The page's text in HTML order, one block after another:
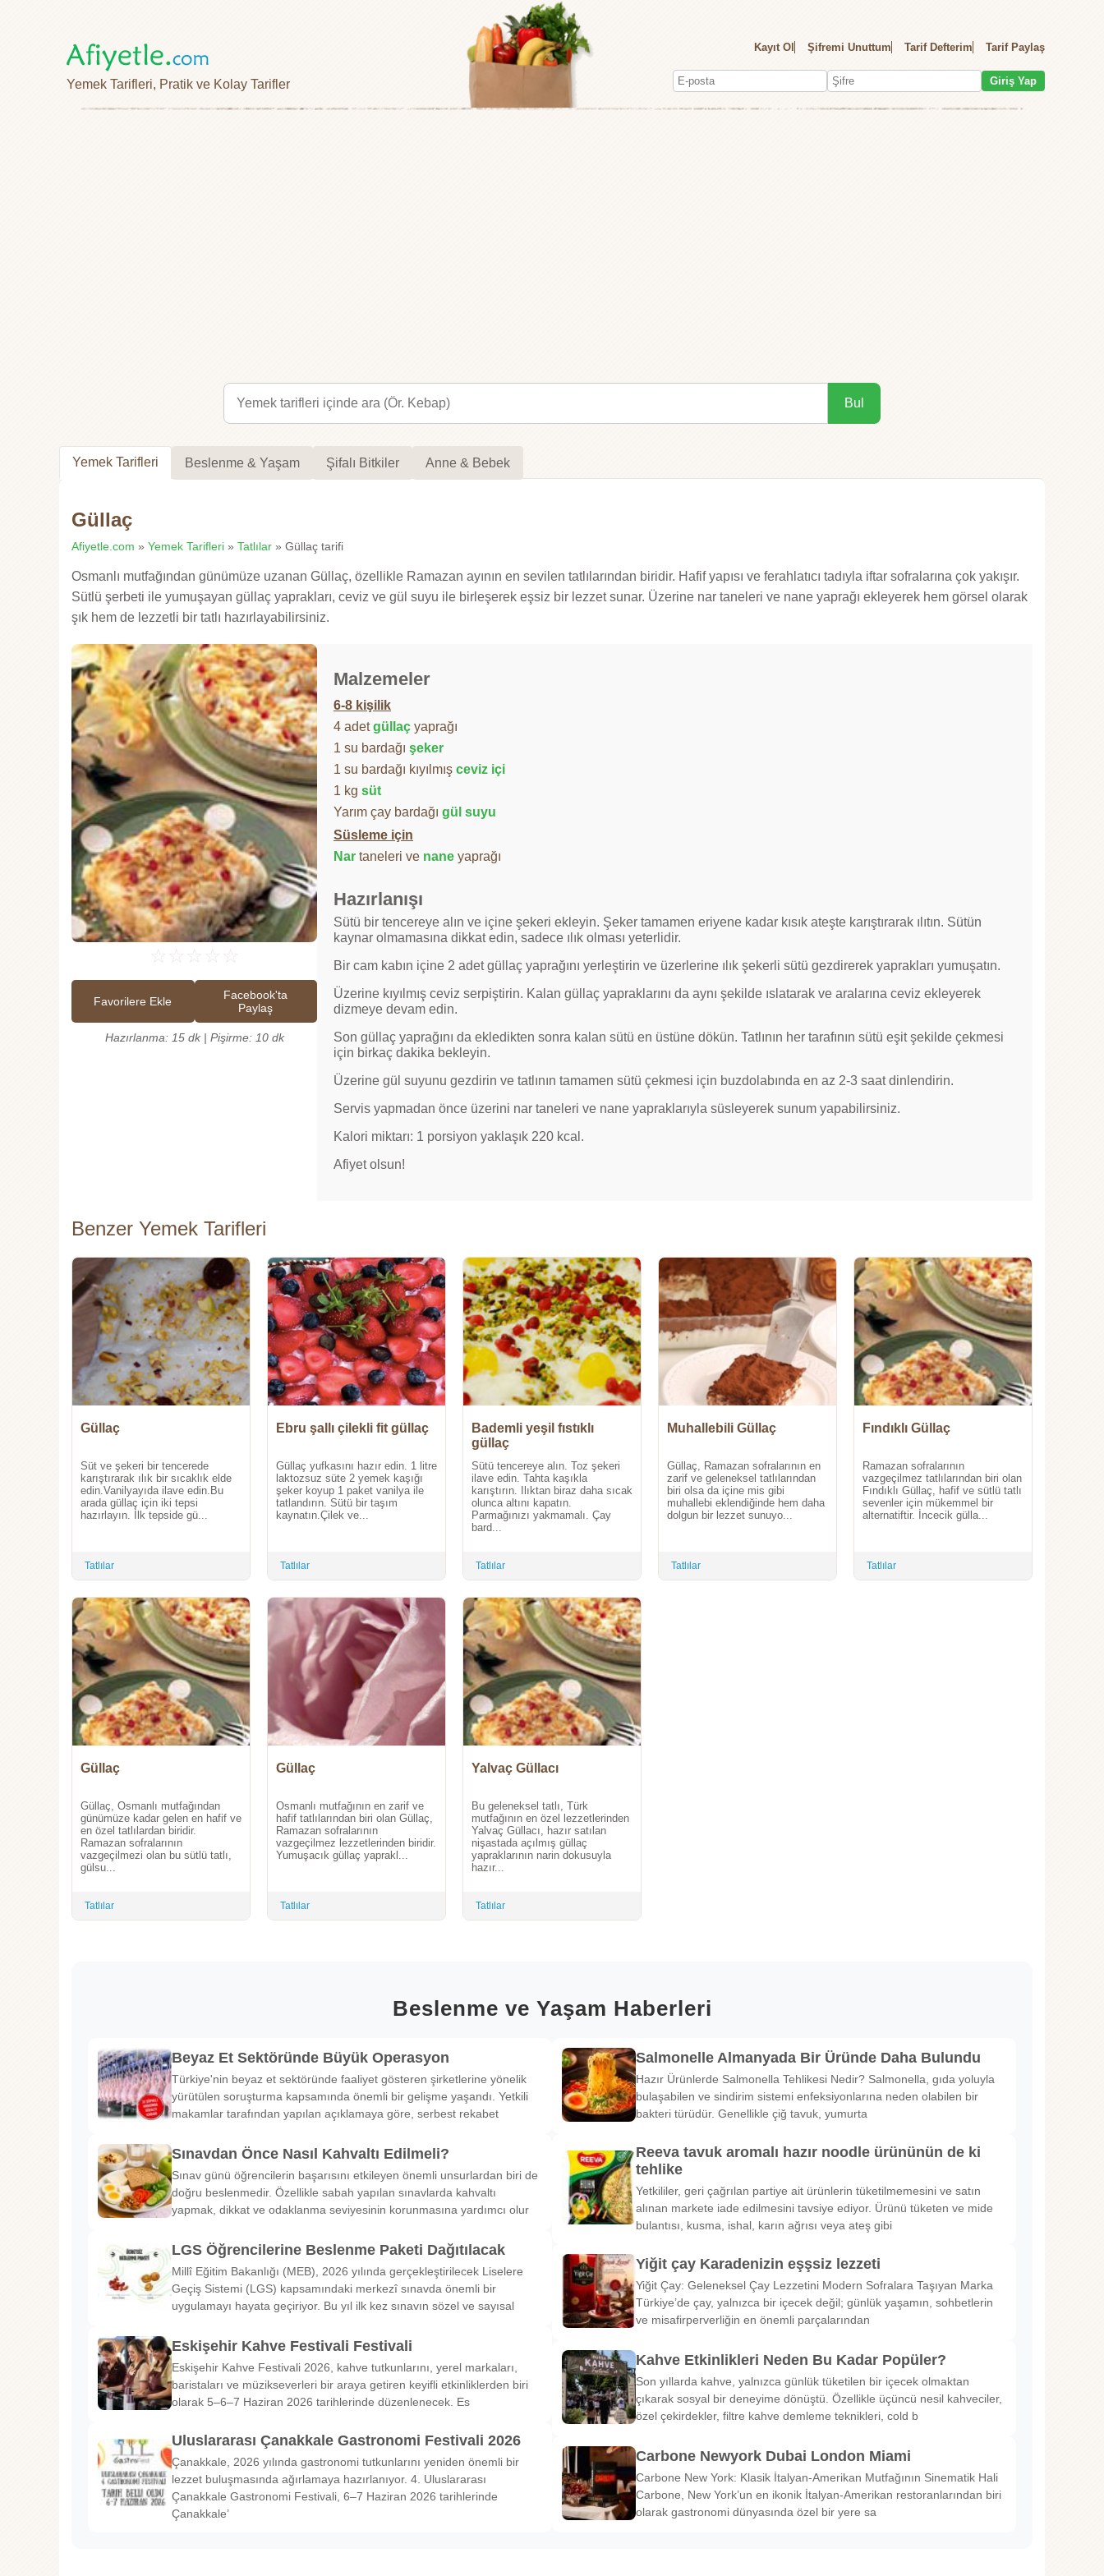
Yemek Tarifleri, Pratik ve Kolay Tarifler
Kayıt Ol Şifremi Unuttum Tarif Defterim Tarif Paylaş
Giriş Yap
Bul
Yemek Tarifleri Beslenme & Yaşam Şifalı Bitkiler Anne & Bebek
Güllaç
Afiyetle.com » Yemek Tarifleri » Tatlılar » Güllaç tarifi
Osmanlı mutfağından günümüze uzanan Güllaç, özellikle Ramazan ayının en sevilen tatlılarından biridir. Hafif yapısı ve ferahlatıcı tadıyla iftar sofralarına çok yakışır.
Sütlü şerbeti ile yumuşayan güllaç yaprakları, ceviz ve gül suyu ile birleşerek eşsiz bir lezzet sunar. Üzerine nar taneleri ve nane yaprağı ekleyerek hem görsel olarak
şık hem de lezzetli bir tatlı hazırlayabilirsiniz.
☆ ☆ ☆ ☆ ☆
Favorilere Ekle
Facebook'ta
Paylaş
Hazırlanma: 15 dk | Pişirme: 10 dk
Malzemeler
6-8 kişilik
4 adetgüllaç yaprağı
1 su bardağı şeker
1 su bardağı kıyılmış ceviz içi
1 kg süt
Yarım çay bardağı gül suyu
Süsleme için
Nar taneleri ve nane yaprağı
Hazırlanışı
Sütü bir tencereye alın ve içine şekeri ekleyin. Şeker tamamen eriyene kadar kısık ateşte karıştırarak ılıtın. Sütün
kaynar olmamasına dikkat edin, sadece ılık olması yeterlidir.
Bir cam kabın içine 2 adet güllaç yaprağını yerleştirin ve üzerlerine ılık şekerli sütü gezdirerek yaprakları yumuşatın.
Üzerine kıyılmış ceviz serpiştirin. Kalan güllaç yapraklarını da aynı şekilde ıslatarak ve aralarına ceviz ekleyerek
dizmeye devam edin.
Son güllaç yaprağını da ekledikten sonra kalan sütü en üstüne dökün. Tatlının her tarafının sütü eşit şekilde çekmesi
için birkaç dakika bekleyin.
Üzerine gül suyunu gezdirin ve tatlının tamamen sütü çekmesi için buzdolabında en az 2-3 saat dinlendirin.
Servis yapmadan önce üzerini nar taneleri ve nane yapraklarıyla süsleyerek sunum yapabilirsiniz.
Kalori miktarı: 1 porsiyon yaklaşık 220 kcal.
Afiyet olsun!
Benzer Yemek Tarifleri
Güllaç
Süt ve şekeri bir tencerede
karıştırarak ılık bir sıcaklık elde
edin.Vanilyayıda ilave edin.Bu
arada güllaç için iki tepsi
hazırlayın. İlk tepside gü...
Tatlılar
Ebru şallı çilekli fit güllaç
Güllaç yufkasını hazır edin. 1 litre
laktozsuz süte 2 yemek kaşığı
şeker koyup 1 paket vanilya ile
tatlandırın. Sütü bir taşım
kaynatın.Çilek ve...
Tatlılar
Bademli yeşil fıstıklı
güllaç
Sütü tencereye alın. Toz şekeri
ilave edin. Tahta kaşıkla
karıştırın. Ilıktan biraz daha sıcak
olunca altını kapatın.
Parmağınızı yakmamalı. Çay
bard...
Tatlılar
Muhallebili Güllaç
Güllaç, Ramazan sofralarının en
zarif ve geleneksel tatlılarından
biri olsa da içine mis gibi
muhallebi eklendiğinde hem daha
dolgun bir lezzet sunuyo...
Tatlılar
Fındıklı Güllaç
Ramazan sofralarının
vazgeçilmez tatlılarından biri olan
Fındıklı Güllaç, hafif ve sütlü tatlı
sevenler için mükemmel bir
alternatiftir. İncecik gülla...
Tatlılar
Güllaç
Güllaç, Osmanlı mutfağından
günümüze kadar gelen en hafif ve
en özel tatlılardan biridir.
Ramazan sofralarının
vazgeçilmezi olan bu sütlü tatlı,
gülsu...
Tatlılar
Güllaç
Osmanlı mutfağının en zarif ve
hafif tatlılarından biri olan Güllaç,
Ramazan sofralarının
vazgeçilmez lezzetlerinden biridir.
Yumuşacık güllaç yaprakl...
Tatlılar
Yalvaç Güllacı
Bu geleneksel tatlı, Türk
mutfağının en özel lezzetlerinden
Yalvaç Güllacı, hazır satılan
nişastada açılmış güllaç
yapraklarının narin dokusuyla
hazır...
Tatlılar
Beslenme ve Yaşam Haberleri
Beyaz Et Sektöründe Büyük Operasyon
Türkiye'nin beyaz et sektöründe faaliyet gösteren şirketlerine yönelik
yürütülen soruşturma kapsamında önemli bir gelişme yaşandı. Yetkili
makamlar tarafından yapılan açıklamaya göre, serbest rekabet
Sınavdan Önce Nasıl Kahvaltı Edilmeli?
Sınav günü öğrencilerin başarısını etkileyen önemli unsurlardan biri de
doğru beslenmedir. Özellikle sabah yapılan sınavlarda kahvaltı
yapmak, dikkat ve odaklanma seviyesinin korunmasına yardımcı olur
LGS Öğrencilerine Beslenme Paketi Dağıtılacak
Millî Eğitim Bakanlığı (MEB), 2026 yılında gerçekleştirilecek Liselere
Geçiş Sistemi (LGS) kapsamındaki merkezî sınavda önemli bir
uygulamayı hayata geçiriyor. Bu yıl ilk kez sınavın sözel ve sayısal
Eskişehir Kahve Festivali Festivali
Eskişehir Kahve Festivali 2026, kahve tutkunlarını, yerel markaları,
baristaları ve müzikseverleri bir araya getiren keyifli etkinliklerden biri
olarak 5–6–7 Haziran 2026 tarihlerinde düzenlenecek. Es
Uluslararası Çanakkale Gastronomi Festivali 2026
Çanakkale, 2026 yılında gastronomi tutkunlarını yeniden önemli bir
lezzet buluşmasında ağırlamaya hazırlanıyor. 4. Uluslararası
Çanakkale Gastronomi Festivali, 6–7 Haziran 2026 tarihlerinde
Çanakkale’
Salmonelle Almanyada Bir Üründe Daha Bulundu
Hazır Ürünlerde Salmonella Tehlikesi Nedir? Salmonella, gıda yoluyla
bulaşabilen ve sindirim sistemi enfeksiyonlarına neden olabilen bir
bakteri türüdür. Genellikle çiğ tavuk, yumurta
Reeva tavuk aromalı hazır noodle ürününün de ki
tehlike
Yetkililer, geri çağrılan partiye ait ürünlerin tüketilmemesini ve satın
alınan markete iade edilmesini tavsiye ediyor. Ürünü tüketen ve mide
bulantısı, kusma, ishal, karın ağrısı veya ateş gibi
Yiğit çay Karadenizin eşşsiz lezzeti
Yiğit Çay: Geleneksel Çay Lezzetini Modern Sofralara Taşıyan Marka
Türkiye’de çay, yalnızca bir içecek değil; günlük yaşamın, sohbetlerin
ve misafirperverliğin en önemli parçalarından
Kahve Etkinlikleri Neden Bu Kadar Popüler?
Son yıllarda kahve, yalnızca günlük tüketilen bir içecek olmaktan
çıkarak sosyal bir deneyime dönüştü. Özellikle üçüncü nesil kahveciler,
özel çekirdekler, filtre kahve demleme teknikleri, cold b
Carbone Newyork Dubai London Miami
Carbone New York: Klasik İtalyan-Amerikan Mutfağının Sinematik Hali
Carbone, New York’un en ikonik İtalyan-Amerikan restoranlarından biri
olarak gastronomi dünyasında özel bir yere sa